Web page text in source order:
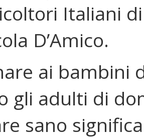
Italiani
D’Amico.
ai bambini
gli adulti di
sano